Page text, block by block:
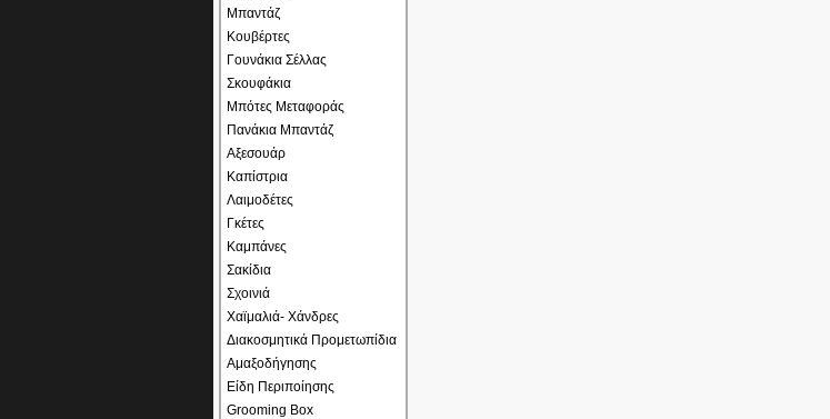
Μπαντάζ
Κουβέρτες
Γουνάκια Σέλλας
Σκουφάκια
Μπότες Μεταφοράς
Πανάκια Μπαντάζ
Αξεσουάρ
Καπίστρια
Λαιμοδέτες
Γκέτες
Καμπάνες
Σακίδια
Σχοινιά
Χαϊμαλιά- Χάνδρες
Διακοσμητικά Προμετωπίδια
Αμαξοδήγησης
Είδη Περιποίησης
Grooming Box